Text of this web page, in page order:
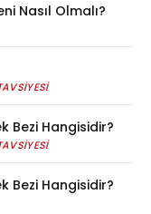
Nasıl Olmalı?
Bezi Hangisidir?
Bezi Hangisidir?